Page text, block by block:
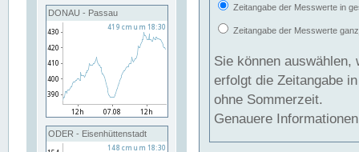
DONAU - Passau
ODER - Eisenhüttenstadt
Zeitangabe der Messwerte in
Zeitangabe der Messwerte
Sie können auswählen,
erfolgt die Zeitangabe
ohne Sommerzeit.
Genauere